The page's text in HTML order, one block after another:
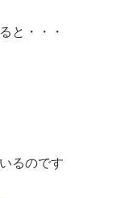
と・・・
るのです